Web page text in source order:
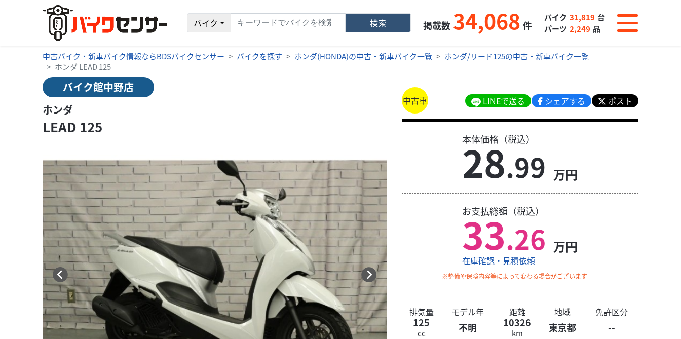
バイク 検索 掲載数 34,068 件
バイク 31,819 台
パーツ 2,249 品
中古バイク・新車バイク情報ならBDSバイクセンサー バイクを探す ホンダ(HONDA)の中古・新車バイク一覧
ホンダ/リード125の中古・新車バイク一覧
ホンダ LEAD 125
バイク館中野店
ホンダ
LEAD 125
中古車 LINEで送る シェアする ポスト
本体価格（税込）
28.99 万円
お支払総額（税込）
33.26 万円
在庫確認・見積依頼
※整備や保険内容等によって変わる場合がございます
排気量 モデル年 距離 地域 免許区分
125
cc 不明 10326
km 東京都 --